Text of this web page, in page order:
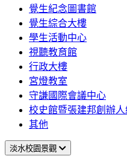
覺生紀念圖書館
覺生綜合大樓
學生活動中心
視聽教育館
行政大樓
宮燈教室
守謙國際會議中心
校史館暨張建邦創辦
其他
淡水校園景觀